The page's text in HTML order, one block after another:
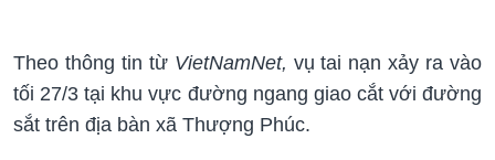
Theo thông tin từ VietNamNet, vụ tai nạn xảy ra vào
tối 27/3 tại khu vực đường ngang giao cắt với đường
sắt trên địa bàn xã Thượng Phúc.